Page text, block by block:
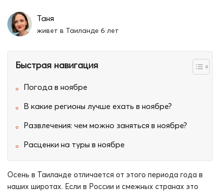
Таня
живет в Таиланде 6 лет
Быстрая навигация
Погода в ноябре
В какие регионы лучше ехать в ноябре?
Развлечения: чем можно заняться в ноябре?
Расценки на туры в ноябре
Осень в Таиланде отличается от этого периода года в
наших широтах. Если в России и смежных странах это